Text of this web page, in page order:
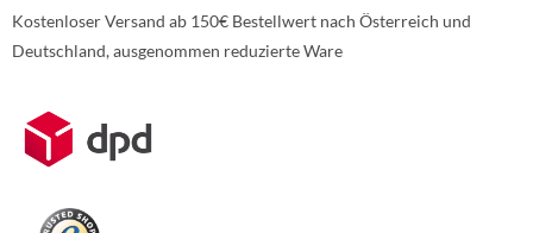
Kostenloser Versand ab 150€ Bestellwert nach Österreich und
Deutschland, ausgenommen reduzierte Ware
Weitere Informationen über den gesperrten Inhalt.